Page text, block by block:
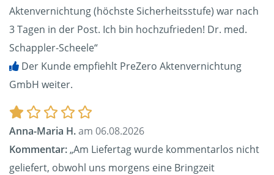
Aktenvernichtung (höchste Sicherheitsstufe) war nach
3 Tagen in der Post. Ich bin hochzufrieden! Dr. med.
Schappler-Scheele“
Der Kunde empfiehlt PreZero Aktenvernichtung
GmbH weiter.
Anna-Maria H.am 06.08.2026
Kommentar:„Am Liefertag wurde kommentarlos nicht
geliefert, obwohl uns morgens eine Bringzeit